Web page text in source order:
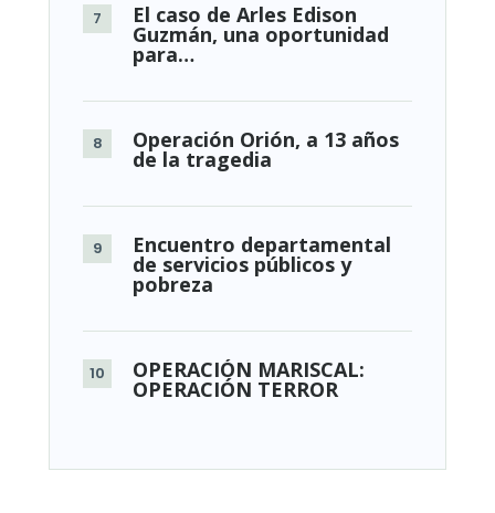
El caso de Arles Edison
Guzmán, una oportunidad
para…
Operación Orión, a 13 años
de la tragedia
Encuentro departamental
de servicios públicos y
pobreza
OPERACIÓN MARISCAL:
OPERACIÓN TERROR